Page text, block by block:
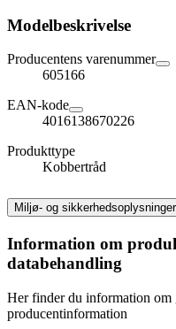
Modelbeskrivelse
Producentens varenummer
605166
EAN-kode
4016138670226
Produkttype
Kobbertråd
Miljø- og sikkerhedsoplysninger
Information om
databehandling
Her finder du information om
producentinformation